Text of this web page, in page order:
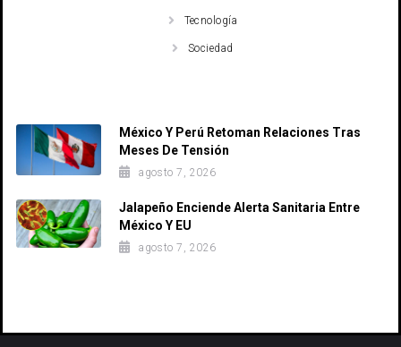
Tecnología
Sociedad
México Y Perú Retoman Relaciones Tras
Meses De Tensión
agosto 7, 2026
Jalapeño Enciende Alerta Sanitaria Entre
México Y EU
agosto 7, 2026